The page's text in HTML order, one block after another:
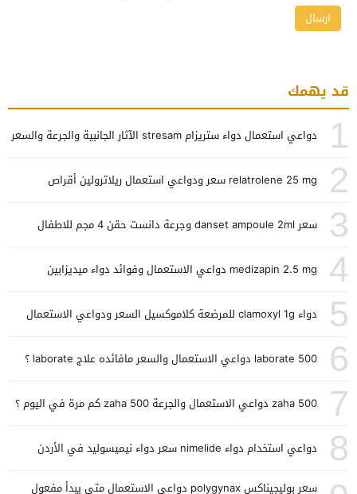
قد يهمك
1 دواعي استعمال دواء ستريزام stresam الآثار الجانبية والجرعة والسعر
2 relatrolene 25 mg سعر ودواعي استعمال ريلاترولين أقراص
3 سعر danset ampoule 2ml وجرعة دانست حقن 4 مجم للاطفال
4 medizapin 2.5 mg دواعي الاستعمال وفوائد دواء ميديزابين
5 دواء clamoxyl 1g للمرضعة كلاموكسيل السعر ودواعي الاستعمال
6 laborate 500 دواعي الاستعمال والسعر مافائده علاج laborate ؟
7 zaha 500 دواعي الاستعمال والجرعة zaha 500 كم مرة في اليوم ؟
8 دواعي استخدام دواء nimelide سعر دواء نيميسوليد في الأردن
سعر بوليجيناكس polygynax دواعي الاستعمال متى يبدأ مفعول